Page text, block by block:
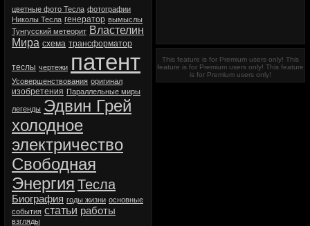
цветные фото Тесла фотографии
Николы Тесла генератор вымыслы
Тунгусский метеорит Властелин
Мира схема трансформатор
теслы чертежи патент
Усовершенствования оригинал
изобретения Параллельные миры
легенды Эдвин Грей
холодное
электричество
Свободная
Энергия Тесла
Биография годы жизни основные
события статьи работы
взгляды
This feature is for Premium users only! This
feature is for Premium users only! This feature
is for Premium users only!